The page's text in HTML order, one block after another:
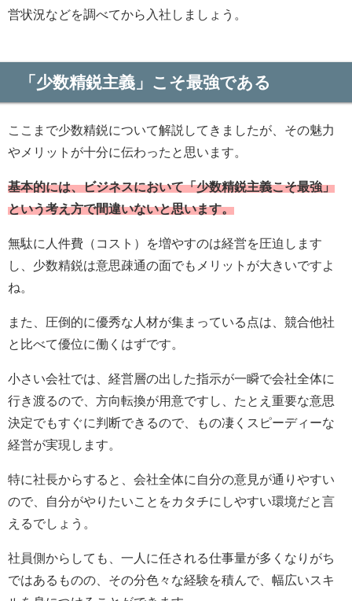
営状況などを調べてから入社しましょう。
「少数精鋭主義」こそ最強である
ここまで少数精鋭について解説してきましたが、その魅力
やメリットが十分に伝わったと思います。
基本的には、ビジネスにおいて「少数精鋭主義こそ最強」
という考え方で間違いないと思います。
無駄に人件費（コスト）を増やすのは経営を圧迫します
し、少数精鋭は意思疎通の面でもメリットが大きいですよ
ね。
また、圧倒的に優秀な人材が集まっている点は、競合他社
と比べて優位に働くはずです。
小さい会社では、経営層の出した指示が一瞬で会社全体に
行き渡るので、方向転換が用意ですし、たとえ重要な意思
決定でもすぐに判断できるので、もの凄くスピーディーな
経営が実現します。
特に社長からすると、会社全体に自分の意見が通りやすい
ので、自分がやりたいことをカタチにしやすい環境だと言
えるでしょう。
社員側からしても、一人に任される仕事量が多くなりがち
ではあるものの、その分色々な経験を積んで、幅広いスキ